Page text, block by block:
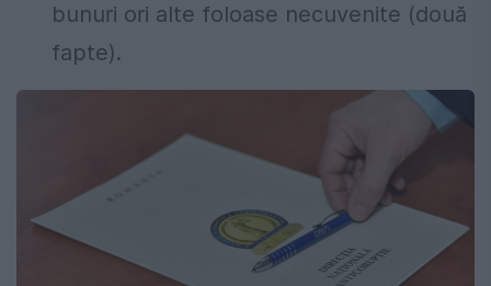
bunuri ori alte foloase necuvenite (două
fapte).